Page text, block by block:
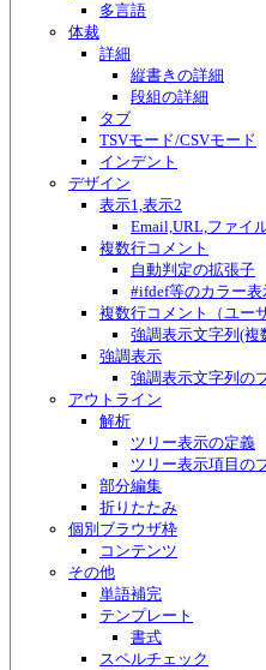
多言語
体裁
詳細
縦書きの詳細
段組の詳細
タブ
TSVモード/CSVモード
インデント
デザイン
表示1,表示2
Email,URL,ファイ
複数行コメント
自動判定の拡張子
#ifdef等のカラー表
複数行コメント（ユー
強調表示文字列(複
強調表示
強調表示文字列の
アウトライン
解析
ツリー表示の定義
ツリー表示項目の
部分編集
折りたたみ
個別ブラウザ枠
コンテンツ
その他
単語補完
テンプレート
書式
スペルチェック